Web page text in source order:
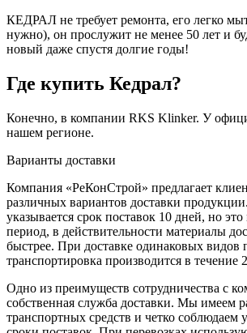
КЕДРАЛ не требует ремонта, его легко
нужно), он прослужит не менее 50 лет и
новый даже спустя долгие годы!
Где купить Кедрал?
Конечно, в компании RKS Klinker. У
нашем регионе.
Варианты доставки
Компания «РеКонСтрой» предлагает
различных вариантов доставки
указывается срок поставок 10 дней, но
период, в действительности материалы
быстрее. При доставке одинаковых видов
транспортировка производится в течение
Одно из преимуществ сотрудничества с
собственная служба доставки. Мы имеем
транспортных средств и четко соблюдаем